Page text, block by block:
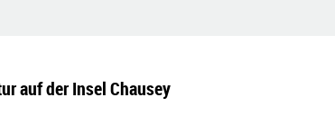
auf der Insel Chausey